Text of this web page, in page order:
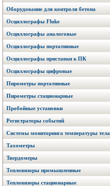
Оборудование для контроля бетона
Осциллографы Fluke
Осциллографы аналоговые
Осциллографы портативные
Осциллографы приставки к ПК
Осциллографы цифровые
Пирометры портативные
Пирометры стационарные
Пробойные установки
Регистраторы событий
Системы мониторинга температуры тела
Тахометры
Твердомеры
Тепловизоры промышленные
Тепловизоры стационарные